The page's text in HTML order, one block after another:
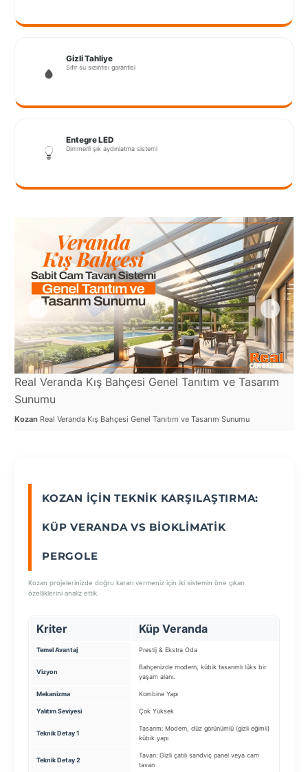
Gizli Tahliye
Sıfır su sızıntısı garantisi
Entegre LED
Dimmerli şık aydınlatma sistemi
Real Veranda Kış Bahçesi Genel Tanıtım ve Tasarım
Sunumu
Kozan Real Veranda Kış Bahçesi Genel Tanıtım ve Tasarım Sunumu
KOZAN İÇIN TEKNIK KARŞILAŞTIRMA:
KÜP VERANDA VS BIOKLIMATIK
PERGOLE
Kozan projelerinizde doğru kararı vermeniz için iki sistemin öne çıkan
özelliklerini analiz ettik.
Kriter Küp Veranda
Temel Avantaj Prestij & Ekstra Oda
Vizyon
Bahçenizde modern, kübik tasarımlı lüks bir
yaşam alanı.
Mekanizma Kombine Yapı
Yalıtım Seviyesi Çok Yüksek
Teknik Detay 1
Tasarım: Modern, düz görünümlü (gizli eğimli)
kübik yapı
Teknik Detay 2
Tavan: Gizli çatılı sandviç panel veya cam
tavan
Manisa
Muğla
Port
Sakarya
Sarajevo
Sivas
switzerland
Tilburg
Van
Yalova
SEÇ